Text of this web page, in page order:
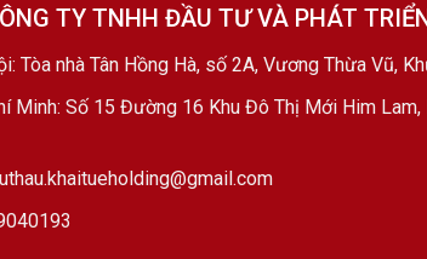
TY TNHH ĐẦU TƯ VÀ PHÁT
Tòa nhà Tân Hồng Hà, số 2A, Vương Thừa Vũ,
Minh: Số 15 Đường 16 Khu Đô Thị Mới Him Lam,